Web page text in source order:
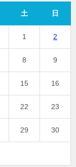
土 日
1 2
8 9
15 16
22 23
29 30